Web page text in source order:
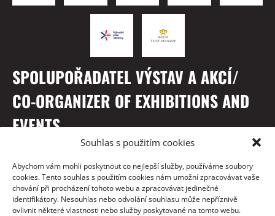
Souhlas s použitím cookies
Abychom vám mohli poskytnout co nejlepší služby, používáme soubory
cookies. Tento souhlas s použitím cookies nám umožní zpracovávat vaše
chování při procházení tohoto webu a zpracovávat jedinečné
identifikátory. Nesouhlas nebo odvolání souhlasu může nepříznivě
ovlivnit některé vlastnosti nebo služby poskytované na tomto webu.
SPOLUPOŘADATEL VÝSTAV A AKCÍ/
CO-ORGANIZER OF EXHIBITIONS AND
EVENTS